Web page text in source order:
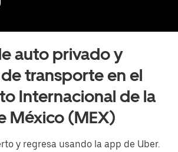
auto privado y
transporte en el
Internacional de la
México (MEX)
y regresa usando la app de Uber.